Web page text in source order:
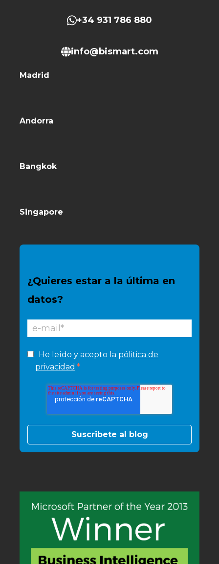
+34 931 786 880
info@bismart.com
Madrid
Andorra
Bangkok
Singapore
¿Quieres estar a la última en
datos?
He leído y acepto la pólitica de
privacidad .*